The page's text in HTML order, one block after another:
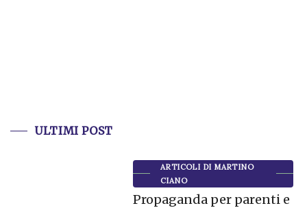
ULTIMI POST
ARTICOLI DI MARTINO
CIANO
Propaganda per parenti e